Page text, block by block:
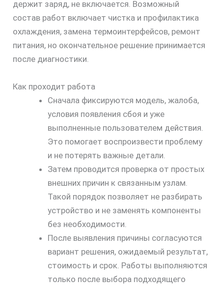
держит заряд, не включается. Возможный
состав работ включает чистка и профилактика
охлаждения, замена термоинтерфейсов, ремонт
питания, но окончательное решение принимается
после диагностики.
Как проходит работа
Сначала фиксируются модель, жалоба,
условия появления сбоя и уже
выполненные пользователем действия.
Это помогает воспроизвести проблему
и не потерять важные детали.
Затем проводится проверка от простых
внешних причин к связанным узлам.
Такой порядок позволяет не разбирать
устройство и не заменять компоненты
без необходимости.
После выявления причины согласуются
вариант решения, ожидаемый результат,
стоимость и срок. Работы выполняются
только после выбора подходящего